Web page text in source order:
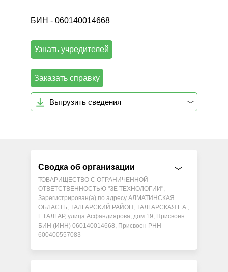
БИН - 060140014668
Узнать учредителей
Заказать справку
Выгрузить сведения
Сводка об организации
ТОВАРИЩЕСТВО С ОГРАНИЧЕННОЙ
ОТВЕТСТВЕННОСТЬЮ "ЗЕ ТЕХНОЛОГИИ",
Зарегистрирован(а) по адресу АЛМАТИНСКАЯ
ОБЛАСТЬ, ТАЛГАРСКИЙ РАЙОН, ТАЛГАРСКАЯ Г.А.,
Г.ТАЛГАР, улица Асфандиярова, дом 19, Присвоен
БИН (ИНН) 060140014668, Присвоен РНН
600400557083